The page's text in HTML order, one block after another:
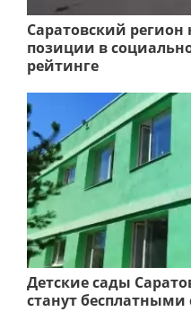
Саратовский
позиции в
рейтинге
Детские сады
станут бесплатными